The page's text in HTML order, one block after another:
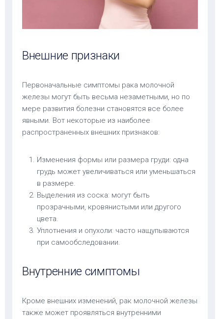
Внешние признаки
Первоначальные симптомы рака молочной
железы могут быть весьма незаметными, но по
мере развития болезни становятся все более
явными. Вот некоторые из наиболее
распространенных внешних признаков:
Изменения формы или размера груди: одна
грудь может увеличиваться или уменьшаться
в размере.
Выделения из соска: могут быть
прозрачными, кровянистыми или другого
цвета.
Уплотнения и опухоли: часто нащупываются
при самообследовании.
Внутренние симптомы
Кроме внешних изменений, рак молочной железы
также может проявляться внутренними